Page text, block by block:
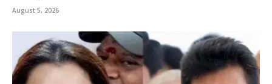
August 5, 2026